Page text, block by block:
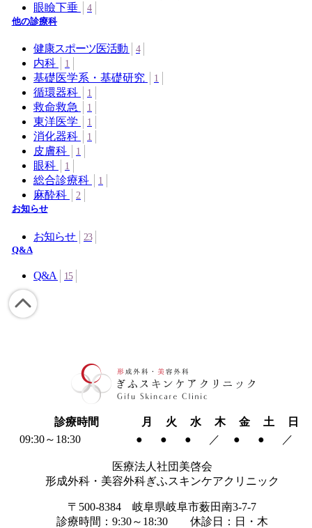
眼瞼下垂
4
他の診療科
健康スポーツ医活動 4
内科 1
基礎医学系・基礎研究 1
循環器科 1
救命救急 1
東洋医学 1
消化器科 1
皮膚科 1
眼科 1
総合診療科 1
麻酔科
2
お知らせ
お知らせ
23
Q&A
Q&A 15
診療時間 月 火 水 木 金 土
日
09:30～18:30
● ● ● ／ ● ● ／
医療法人社団美啓会
形成外科・美容外科ぎふスキンケアクリニック
〒500-8384 岐阜県岐阜市薮田南3-7-7
診療時間：9:30～18:30 休診日：日・木